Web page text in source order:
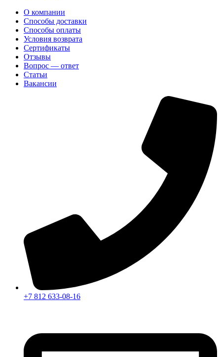
О компании
Способы доставки
Способы оплаты
Условия возврата
Сертификаты
Отзывы
Вопрос — ответ
Статьи
Вакансии
+7 812 633-08-16